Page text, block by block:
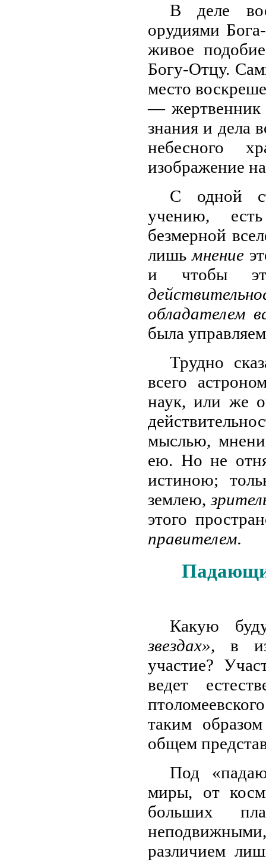
В деле
орудиями
живое
Богу-Отцу.
место
— жертвенник
знания и дела
небесного
изображение
С одной
учению,
безмерной
лишьмнение
и чтобы
обладателем
была
Трудно
всего
наук, или же
мыслью,
ею. Но не
истиною;
землею,
этого
правителем.
Какую
звездах»,в
участие?
ведет
таким
общем
Под
миры, от
больших
различием